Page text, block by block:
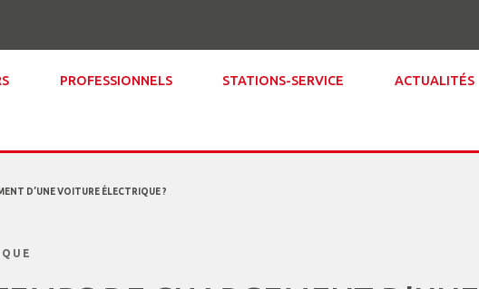
PROFESSIONNELS STATIONS-SERVICE ACTUALITÉS
D’UNE VOITURE ÉLECTRIQUE ?